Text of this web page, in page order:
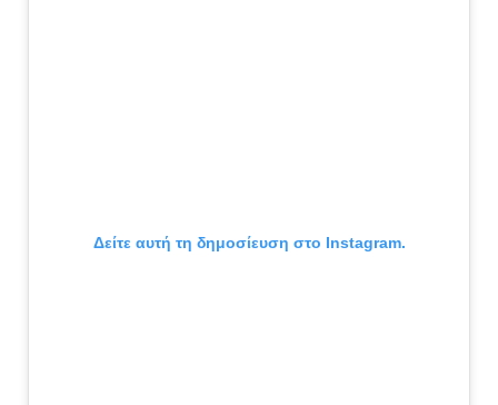
Δείτε αυτή τη δημοσίευση στο Instagram.